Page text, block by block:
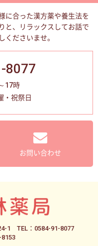
に合った漢方薬や養生法を
と、リラックスしてお話で
くださいませ。
8077
17時
・祝祭日
お問い合わせ
1
TEL：0584-91-8077
8153